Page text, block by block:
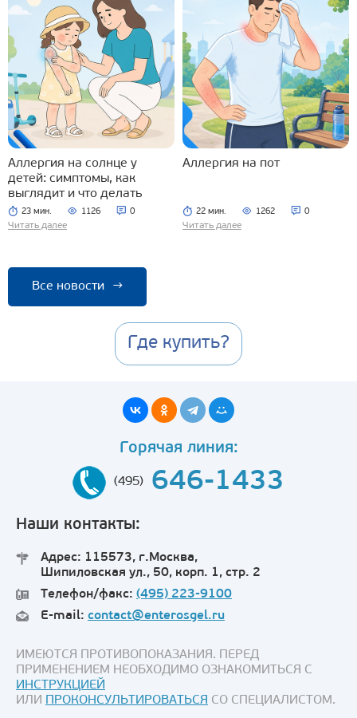
Аллергия на солнце у
детей: симптомы, как
выглядит и что делать
23 мин. 1126 0
Читать далее
Аллергия на пот
22 мин. 1262 0
Читать далее
Все новости →
Где купить?
Горячая линия:
(495) 646-1433
Наши контакты:
Адрес: 115573, г.Москва,
Шипиловская ул., 50, корп. 1, стр. 2
Телефон/факс: (495) 223-9100
E-mail: contact@enterosgel.ru
ИМЕЮТСЯ ПРОТИВОПОКАЗАНИЯ. ПЕРЕД
ПРИМЕНЕНИЕМ НЕОБХОДИМО ОЗНАКОМИТЬСЯ С
ИНСТРУКЦИЕЙ
ИЛИ ПРОКОНСУЛЬТИРОВАТЬСЯ СО СПЕЦИАЛИСТОМ.